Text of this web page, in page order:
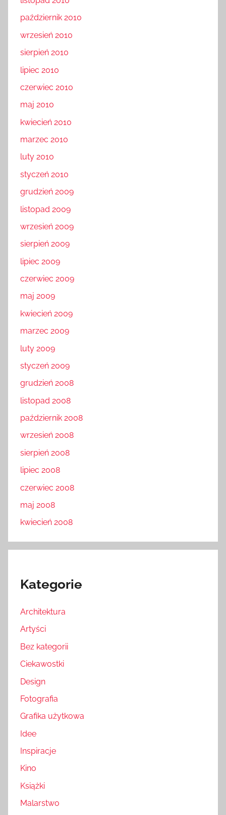
październik 2010
wrzesień 2010
sierpień 2010
lipiec 2010
czerwiec 2010
maj 2010
kwiecień 2010
marzec 2010
luty 2010
styczeń 2010
grudzień 2009
listopad 2009
wrzesień 2009
sierpień 2009
lipiec 2009
czerwiec 2009
maj 2009
kwiecień 2009
marzec 2009
luty 2009
styczeń 2009
grudzień 2008
listopad 2008
październik 2008
wrzesień 2008
sierpień 2008
lipiec 2008
czerwiec 2008
maj 2008
kwiecień 2008
Kategorie
Architektura
Artyści
Bez kategorii
Ciekawostki
Design
Fotografia
Grafika użytkowa
Idee
Inspiracje
Kino
Książki
Malarstwo